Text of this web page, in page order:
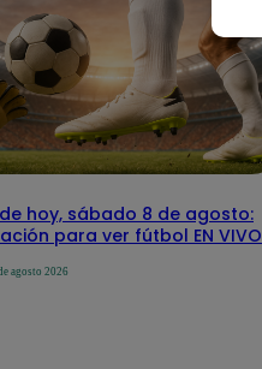
hoy, sábado 8 de agosto:
para ver fútbol EN VIVO
agosto 2026